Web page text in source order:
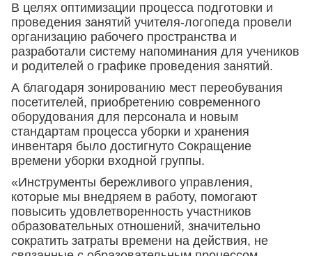
В целях оптимизации процесса подготовки и
проведения занятий учителя-логопеда провели
организацию рабочего пространства и
разработали систему напоминания для учеников
и родителей о графике проведения занятий.
А благодаря зонированию мест переобувания
посетителей, приобретению современного
оборудования для персонала и новым
стандартам процесса уборки и хранения
инвентаря было достигнуто Сокращение
времени уборки входной группы.
«Инструменты бережливого управления,
которые мы внедряем в работу, помогают
повысить удовлетворенность участников
образовательных отношений, значительно
сократить затраты времени на действия, не